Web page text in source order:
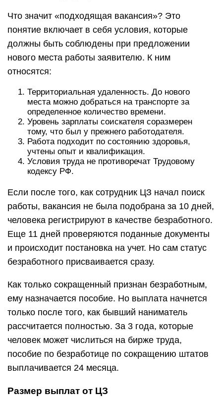
Что значит «подходящая вакансия»? Это
понятие включает в себя условия, которые
должны быть соблюдены при предложении
нового места работы заявителю. К ним
относятся:
Территориальная удаленность. До нового
места можно добраться на транспорте за
определенное количество времени.
Уровень зарплаты соискателя соразмерен
тому, что был у прежнего работодателя.
Работа подходит по состоянию здоровья,
учтены опыт и квалификация.
Условия труда не противоречат Трудовому
кодексу РФ.
Если после того, как сотрудник ЦЗ начал поиск
работы, вакансия не была подобрана за 10 дней,
человека регистрируют в качестве безработного.
Еще 11 дней проверяются поданные документы
и происходит постановка на учет. Но сам статус
безработного присваивается сразу.
Как только сокращенный признан безработным,
ему назначается пособие. Но выплата начнется
только после того, как бывший наниматель
рассчитается полностью. За 3 года, которые
человек может числиться на бирже труда,
пособие по безработице по сокращению штатов
выплачивается 24 месяца.
Размер выплат от ЦЗ